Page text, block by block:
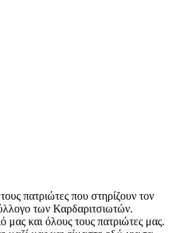
πατριώτες που στηρίζουν τον
των Καρδαριτσιωτών.
μας και όλους τους πατριώτες μας.